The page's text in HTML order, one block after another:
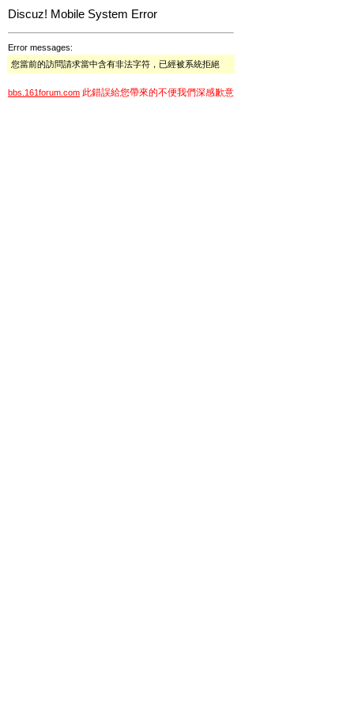
Discuz! Mobile System Error
Error messages:
您當前的訪問請求當中含有非法字符，已經被系統拒絕
bbs.161forum.com 此錯誤給您帶來的不便我們深感歉意